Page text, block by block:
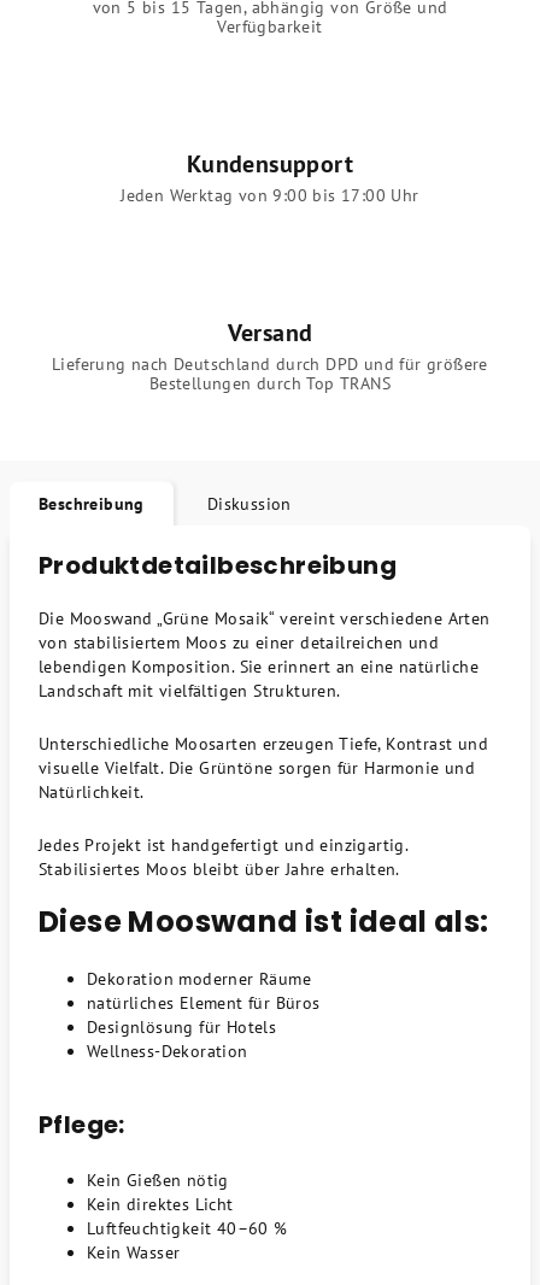
von 5 bis 15 Tagen, abhängig von Größe und
Verfügbarkeit
Kundensupport
Jeden Werktag von 9:00 bis 17:00 Uhr
Versand
Lieferung nach Deutschland durch DPD und für größere
Bestellungen durch Top TRANS
Beschreibung Diskussion
Produktdetailbeschreibung
Die Mooswand „Grüne Mosaik“ vereint verschiedene Arten
von stabilisiertem Moos zu einer detailreichen und
lebendigen Komposition. Sie erinnert an eine natürliche
Landschaft mit vielfältigen Strukturen.
Unterschiedliche Moosarten erzeugen Tiefe, Kontrast und
visuelle Vielfalt. Die Grüntöne sorgen für Harmonie und
Natürlichkeit.
Jedes Projekt ist handgefertigt und einzigartig.
Stabilisiertes Moos bleibt über Jahre erhalten.
Diese Mooswand ist ideal als:
Dekoration moderner Räume
natürliches Element für Büros
Designlösung für Hotels
Wellness-Dekoration
Pflege:
Kein Gießen nötig
Kein direktes Licht
Luftfeuchtigkeit 40–60 %
Kein Wasser